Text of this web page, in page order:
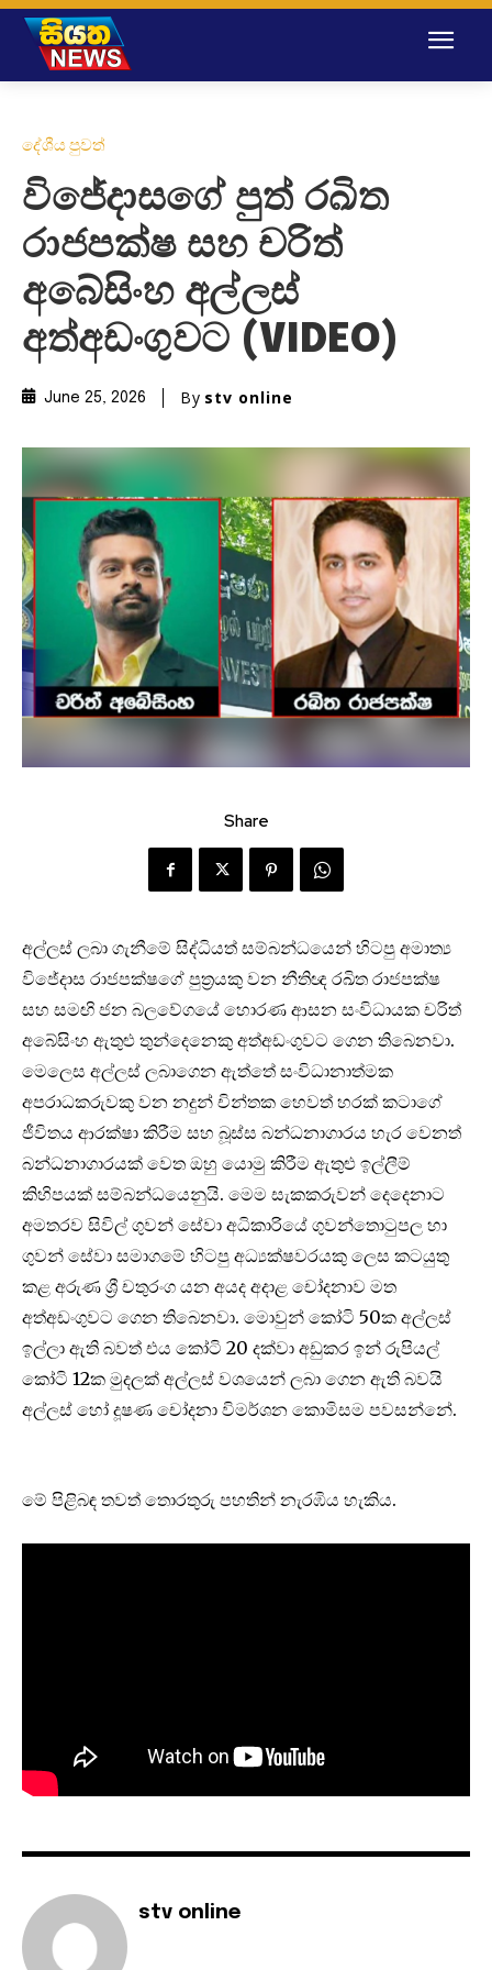
දේශීය පුවත්
විජේදාසගේ පුත් රඛිත
රාජපක්ෂ සහ චරිත්
අබේසිංහ අල්ලස්
අත්අඩංගුවට (VIDEO)
June 25, 2026 By stv online
Share
අල්ලස් ලබා ගැනීමේ සිද්ධියත් සම්බන්ධයෙන් හිටපු අමාත්‍ය
විජේදාස රාජපක්ෂගේ පුත්‍රයකු වන නීතිඥ රඛිත රාජපක්ෂ
සහ සමඟි ජන බලවේගයේ හොරණ ආසන සංවිධායක චරිත්
අබේසිංහ ඇතුළු තුන්දෙනෙකු අත්අඩංගුවට ගෙන තිබෙනවා.
මෙලෙස අල්ලස් ලබාගෙන ඇත්තේ සංවිධානාත්මක
අපරාධකරුවකු වන නදුන් චින්තක හෙවත් හරක් කටාගේ
ජීවිතය ආරක්ෂා කිරීම සහ බූස්ස බන්ධනාගාරය හැර වෙනත්
බන්ධනාගාරයක් වෙත ඔහු යොමු කිරීම ඇතුළු ඉල්ලීම්
කිහිපයක් සම්බන්ධයෙනුයි. මෙම සැකකරුවන් දෙදෙනාට
අමතරව සිවිල් ගුවන් සේවා අධිකාරියේ ගුවන්තොටුපල හා
ගුවන් සේවා සමාගමේ හිටපු අධ්‍යක්ෂවරයකු ලෙස කටයුතු
කළ අරුණ ශ්‍රී චතුරංග යන අයද අදාළ චෝදනාව මත
අත්අඩංගුවට ගෙන තිබෙනවා. මොවුන් කෝටි 50ක අල්ලස්
ඉල්ලා ඇති බවත් එය කෝටි 20 දක්වා අඩුකර ඉන් රුපියල්
කෝටි 12ක මුදලක් අල්ලස් වශයෙන් ලබා ගෙන ඇති බවයි
අල්ලස් හෝ දූෂණ චෝදනා විමර්ශන කොමිසම පවසන්නේ.
මේ පිළිබඳ තවත් තොරතුරු පහතින් නැරඹි‍ය හැකිය.
stv online